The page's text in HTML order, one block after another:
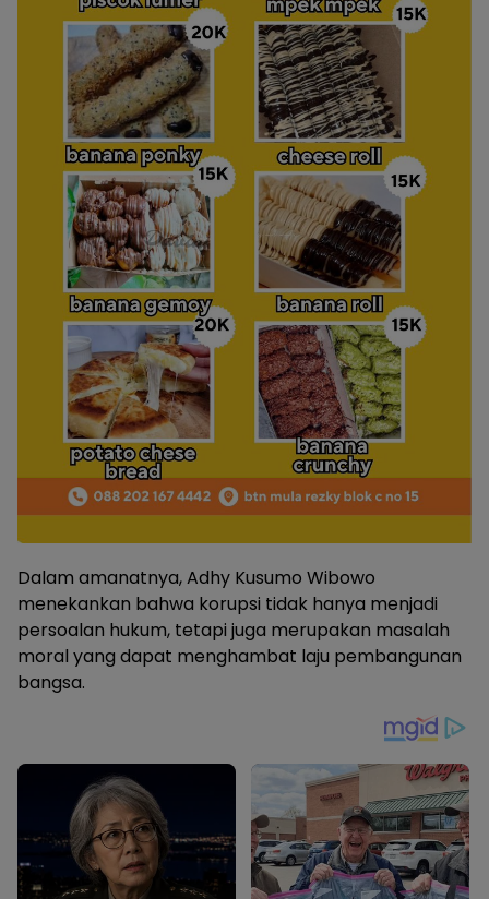
Dalam amanatnya, Adhy Kusumo Wibowo
menekankan bahwa korupsi tidak hanya menjadi
persoalan hukum, tetapi juga merupakan masalah
moral yang dapat menghambat laju pembangunan
bangsa.